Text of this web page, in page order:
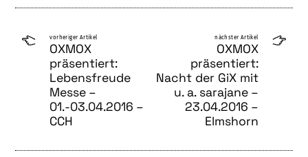
vorheriger Artikel
OXMOX
präsentiert:
Lebensfreude
Messe –
01.-03.04.2016 –
CCH
nächster Artikel
OXMOX
präsentiert:
Nacht der GiX mit
u. a. sarajane –
23.04.2016 –
Elmshorn